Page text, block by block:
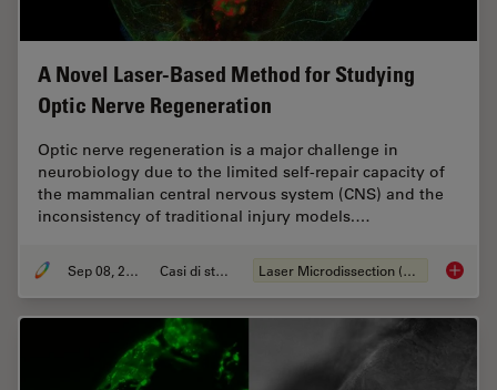
A Novel Laser-Based Method for Studying
Optic Nerve Regeneration
Optic nerve regeneration is a major challenge in
neurobiology due to the limited self-repair capacity of
the mammalian central nervous system (CNS) and the
inconsistency of traditional injury models.…
Sep 08, 2025 Casi di studio Laser Microdissection (LMD) A